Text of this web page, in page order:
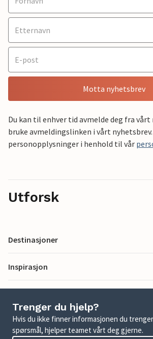
Motta nyhetsbrev
Du kan til enhver tid avmelde deg fra vårt
bruke avmeldingslinken i vårt
personopplysninger i henhold til vår
Utforsk
Destinasjoner
Inspirasjon
Trenger du hjelp?
Hvis du ikke finner informasjonen du
spørsmål, hjelper teamet vårt deg gjerne.